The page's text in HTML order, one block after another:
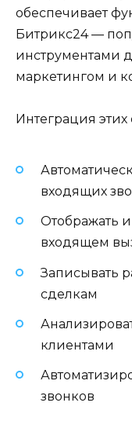
обеспечивает
Битрикс24 —
инструментами
маркетингом и
Интеграция этих
входящих
Отображать
входящем
Записывать
сделкам
клиентами
звонков